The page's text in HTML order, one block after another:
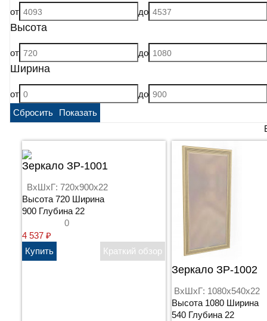
от до
Высота
от до
Ширина
от до
Зеркало ЗР-1001
ВхШхГ: 720x900x22
Высота 720 Ширина
900 Глубина 22
0
4 537₽
Зеркало ЗР-1002
ВхШхГ: 1080x540x22
Высота 1080 Ширина
540 Глубина 22